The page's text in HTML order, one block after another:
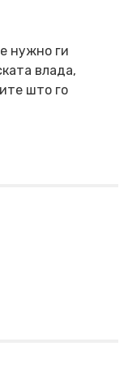
нужно ги
влада,
што го